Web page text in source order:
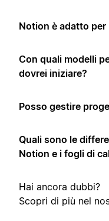
Notion è adatto
Con quali modelli
dovrei iniziare?
Posso gestire
Quali sono le
Notion e i fogli di
Hai ancora dubbi?
Scopri di più nel